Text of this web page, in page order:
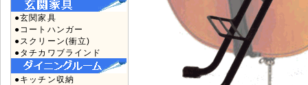
●玄関家具
●コートハンガー
●スクリーン(衝立)
●タチカワブラインド
●キッチン収納